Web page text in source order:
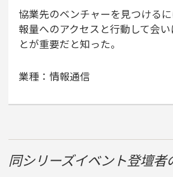
協業先のベンチャーを見つける
報量へのアクセスと行動して会
とが重要だと知った。
業種：情報通信
同シリーズイベント登壇者